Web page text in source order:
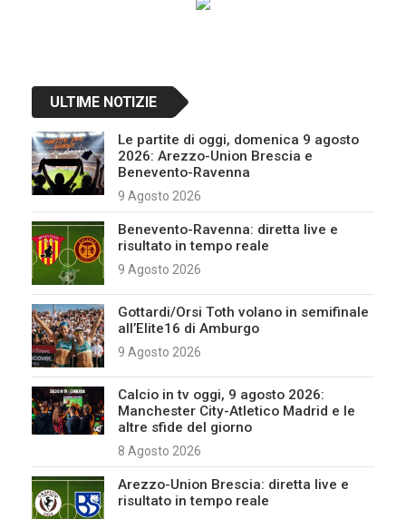
ULTIME NOTIZIE
Le partite di oggi, domenica 9 agosto
2026: Arezzo-Union Brescia e
Benevento-Ravenna
9 Agosto 2026
Benevento-Ravenna: diretta live e
risultato in tempo reale
9 Agosto 2026
Gottardi/Orsi Toth volano in semifinale
all’Elite16 di Amburgo
9 Agosto 2026
Calcio in tv oggi, 9 agosto 2026:
Manchester City-Atletico Madrid e le
altre sfide del giorno
8 Agosto 2026
Arezzo-Union Brescia: diretta live e
risultato in tempo reale